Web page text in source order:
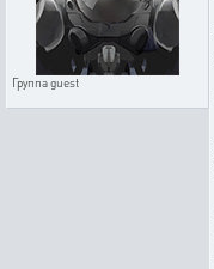
Группаguest